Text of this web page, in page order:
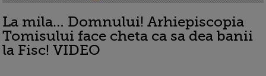
La mila… Domnului! Arhiepiscopia
Tomisului face cheta ca sa dea banii
la Fisc! VIDEO